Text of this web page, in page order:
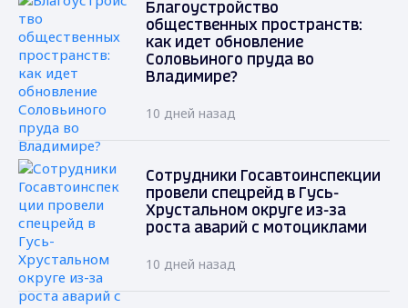
Благоустройство
общественных пространств:
как идет обновление
Соловьиного пруда во
Владимире?
10 дней назад
Сотрудники Госавтоинспекции
провели спецрейд в Гусь-
Хрустальном округе из-за
роста аварий с мотоциклами
10 дней назад